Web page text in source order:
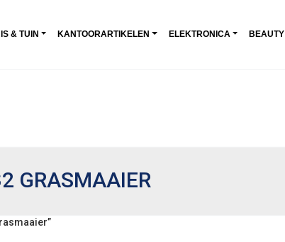
& TUIN KANTOORARTIKELEN ELEKTRONICA BEAUTY
GRASMAAIER